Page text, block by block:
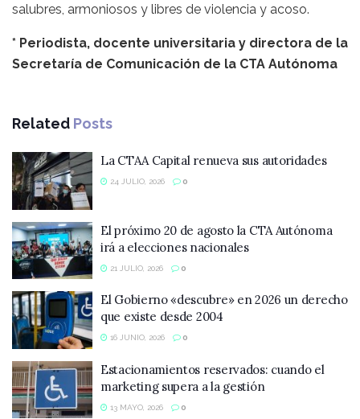
salubres, armoniosos y libres de violencia y acoso.
* Periodista, docente universitaria y directora de la
Secretaría de Comunicación de la CTA Autónoma
Related Posts
La CTAA Capital renueva sus autoridades
24 JULIO, 2026 0
El próximo 20 de agosto la CTA Autónoma
irá a elecciones nacionales
21 JULIO, 2026 0
El Gobierno «descubre» en 2026 un derecho
que existe desde 2004
16 JUNIO, 2026 0
Estacionamientos reservados: cuando el
marketing supera a la gestión
13 MAYO, 2026 0